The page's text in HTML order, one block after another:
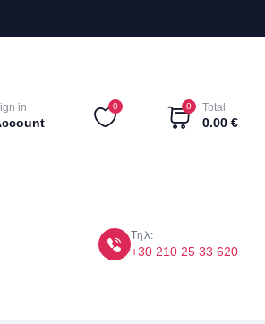
in 0 0 Total
0.00 €
Τηλ:
+30 210 25 33 620